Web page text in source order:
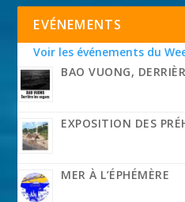
EVÉNEMENTS
Voir les événements du
BAO VUONG,
EXPOSITION DES
MER À L’ÉPHÉMÈRE